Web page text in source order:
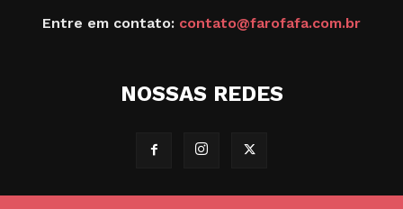
Entre em contato: contato@farofafa.com.br
NOSSAS REDES